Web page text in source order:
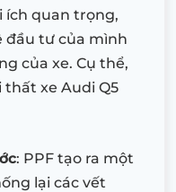
ích quan trọng,
đầu tư của mình
của xe. Cụ thể,
thất xe Audi Q5
: PPF tạo ra một
lại các vết